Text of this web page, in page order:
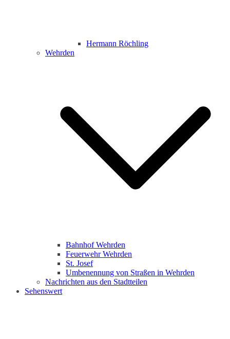
Hermann Röchling
Wehrden
Bahnhof Wehrden
Feuerwehr Wehrden
St. Josef
Umbenennung von Straßen in Wehrden
Nachrichten aus den Stadtteilen
Sehenswert